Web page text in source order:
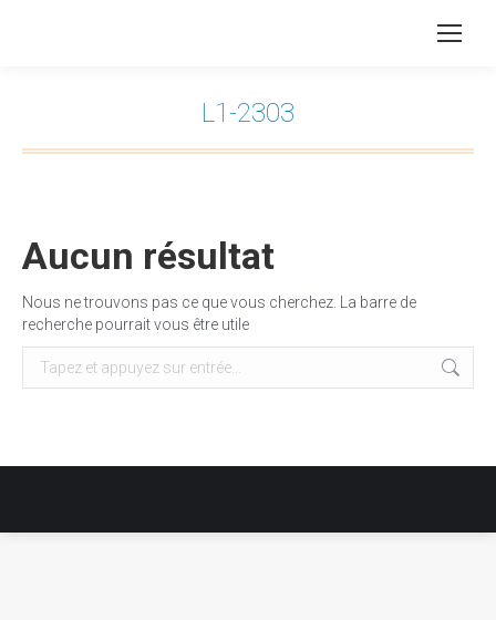
L1-2303
Aucun résultat
Nous ne trouvons pas ce que vous cherchez. La barre de
recherche pourrait vous être utile
Recherche